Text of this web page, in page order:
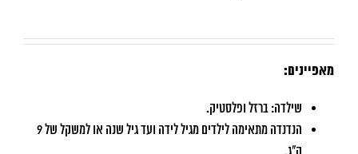
מאפיינים:
שילדה: ברזל ופלסטיק.
הנדנדה מתאימה לילדים מגיל לידה ועד גיל שנה או למשקל של 9